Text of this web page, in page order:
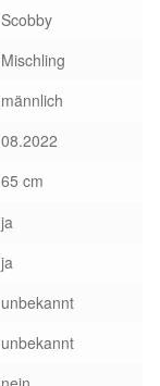
Scobby
Mischling
männlich
08.2022
65 cm
ja
ja
unbekannt
unbekannt